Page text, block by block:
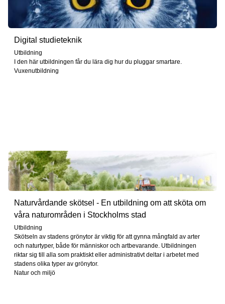
Digital studieteknik
Utbildning
I den här utbildningen får du lära dig hur du pluggar smartare.
Vuxenutbildning
Naturvårdande skötsel - En utbildning om att sköta om
våra naturområden i Stockholms stad
Utbildning
Skötseln av stadens grönytor är viktig för att gynna mångfald av arter
och naturtyper, både för människor och artbevarande. Utbildningen
riktar sig till alla som praktiskt eller administrativt deltar i arbetet med
stadens olika typer av grönytor.
Natur och miljö